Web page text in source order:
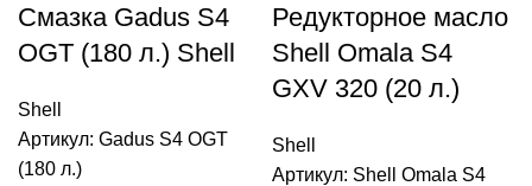
Смазка Gadus S4
OGT (180 л.) Shell
Shell
Артикул: Gadus S4 OGT
(180 л.)
Редукторное масло
Shell Omala S4
GXV 320 (20 л.)
Shell
Артикул: Shell Omala S4